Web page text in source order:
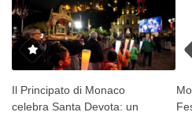
Il Principato di Monaco
celebra Santa Devota: un